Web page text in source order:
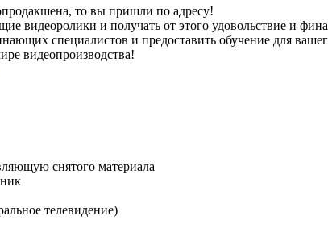
то вы пришли по адресу!
видеоролики и получать от этого удовольствие и
специалистов и предоставить обучение для
видеопроизводства!
снятого материала
телевидение)